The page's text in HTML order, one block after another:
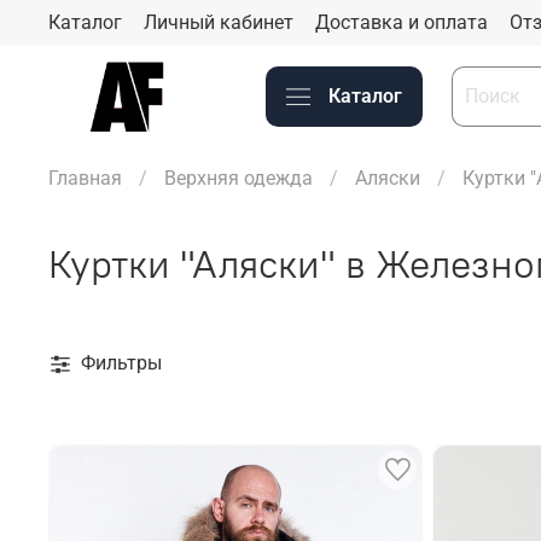
Каталог Личный кабинет Доставка и оплата
Каталог
Главная Верхняя одежда Аляски Куртки
Куртки "Аляски" в
Фильтры